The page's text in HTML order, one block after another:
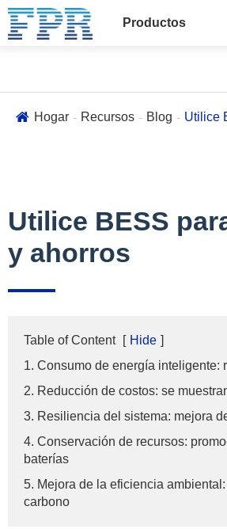
Productos
Hogar Recursos Blog Utilice
Utilice BESS
y ahorros
Table of Content [ Hide ]
1. Consumo de energía inteligente:
2. Reducción de costos: se
3. Resiliencia del sistema: mejora
4. Conservación de recursos:
baterías
5. Mejora de la eficiencia
carbono